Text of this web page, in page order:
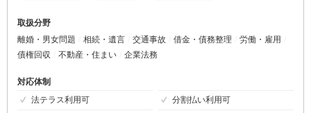
取扱分野
離婚・男女問題
相続・遺言 交通事故 借金・債務整理
労働・雇用
債権回収
不動産・住まい 企業法務
対応体制
法テラス利用可
分割払い利用可